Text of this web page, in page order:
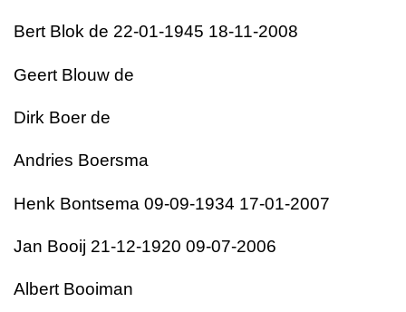
Bert Blok de 22-01-1945 18-11-2008
Geert Blouw de
Dirk Boer de
Andries Boersma
Henk Bontsema 09-09-1934 17-01-2007
Jan Booij 21-12-1920 09-07-2006
Albert Booiman